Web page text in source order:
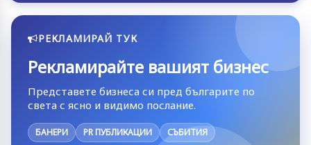
РЕКЛАМИРАЙ ТУК
Рекламирайте вашият бизнес
Представете бизнеса си пред българите по
света с ясно и видимо послание.
БАНЕРИ PR ПУБЛИКАЦИИ СЪБИТИЯ